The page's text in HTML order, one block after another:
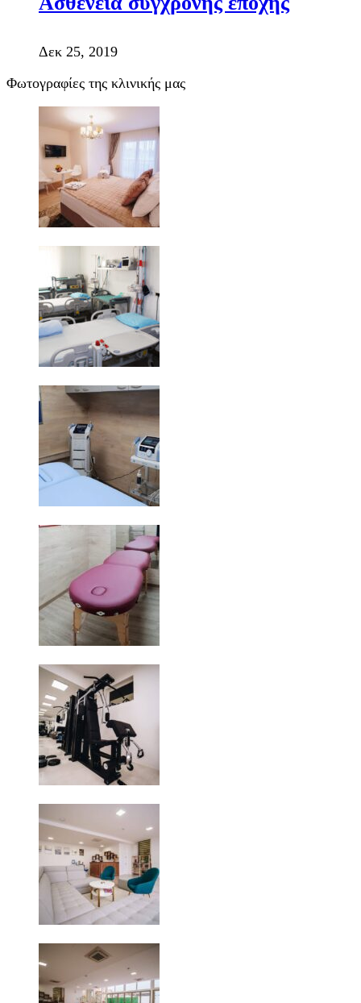
Δεκ 25, 2019
Φωτογραφίες της κλινικής μας